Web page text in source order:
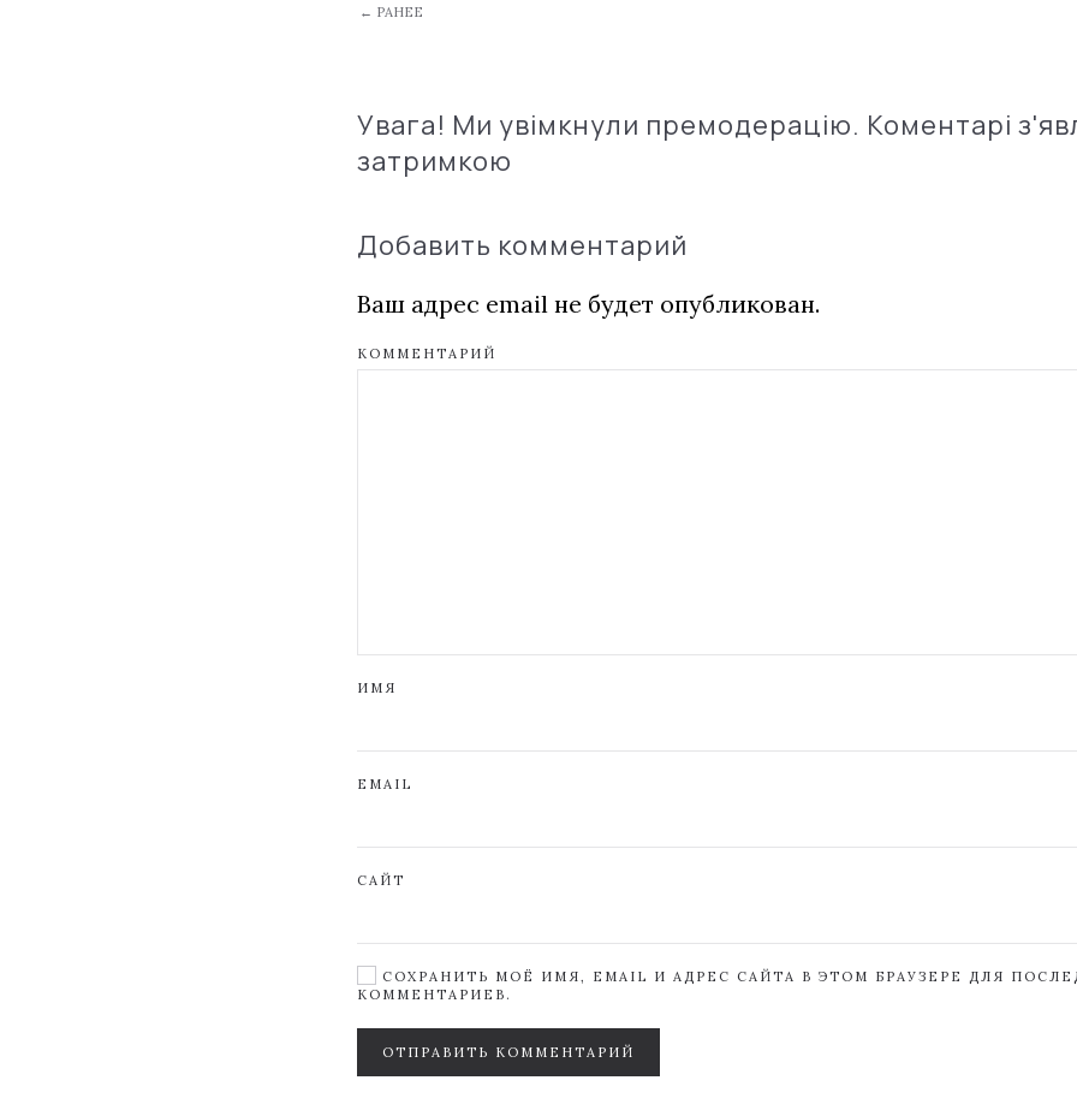
← РАНЕЕ
Увага! Ми увімкнули премодерацію. Коментарі
затримкою
Добавить комментарий
Ваш адрес email не будет опубликован.
КОММЕНТАРИЙ
ИМЯ
EMAIL
САЙТ
СОХРАНИТЬ МОЁ ИМЯ, EMAIL И АДРЕС САЙТА В ЭТОМ БРАУЗЕРЕ ДЛЯ
КОММЕНТАРИЕВ.
ОТПРАВИТЬ КОММЕНТАРИЙ